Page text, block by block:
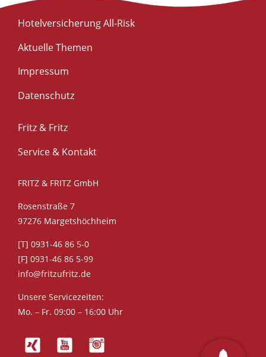
Hotelversicherung All-Risk
Aktuelle Themen
Impressum
Datenschutz
Fritz & Fritz
Service & Kontakt
FRITZ & FRITZ GmbH
Rosenstraße 7
97276 Margetshöchheim
[T] 0931-46 86 5-0
[F] 0931-46 86 5-99
info@fritzufritz.de
Unsere Servicezeiten:
Mo. – Fr. 09:00 – 16:00 Uhr